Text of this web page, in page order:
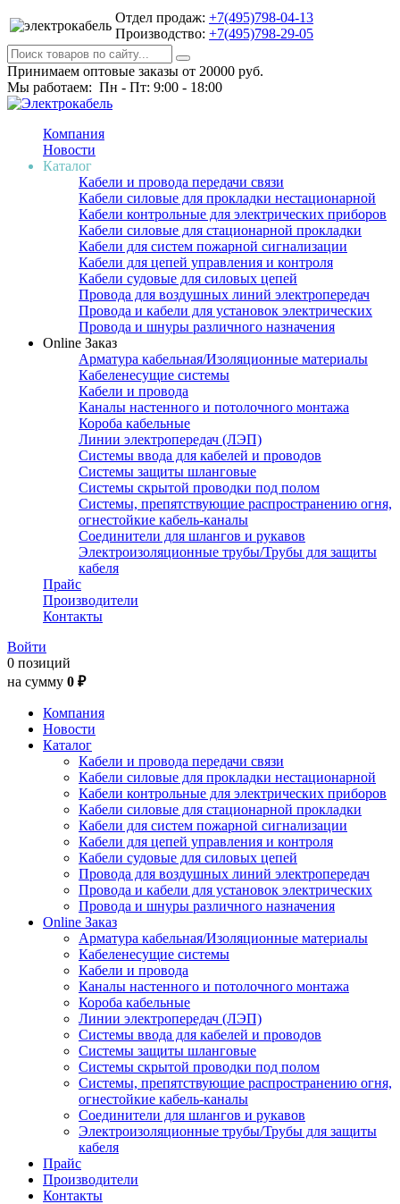
Отдел продаж: +7(495)798-04-13
Производство: +7(495)798-29-05
Принимаем оптовые заказы от 20000 руб.
Мы работаем: Пн - Пт: 9:00 - 18:00
Компания
Новости
Каталог
Кабели и провода передачи связи
Кабели силовые для прокладки нестационарной
Кабели контрольные для электрических приборов
Кабели силовые для стационарной прокладки
Кабели для систем пожарной сигнализации
Кабели для цепей управления и контроля
Кабели судовые для силовых цепей
Провода для воздушных линий электропередач
Провода и кабели для установок электрических
Провода и шнуры различного назначения
Online Заказ
Арматура кабельная/Изоляционные материалы
Кабеленесущие системы
Кабели и провода
Каналы настенного и потолочного монтажа
Короба кабельные
Линии электропередач (ЛЭП)
Системы ввода для кабелей и проводов
Системы защиты шланговые
Системы скрытой проводки под полом
Системы, препятствующие распространению огня,
огнестойкие кабель-каналы
Соединители для шлангов и рукавов
Электроизоляционные трубы/Трубы для защиты
кабеля
Прайс
Производители
Контакты
Войти
0 позиций
на сумму 0 ₽
Компания
Новости
Каталог
Кабели и провода передачи связи
Кабели силовые для прокладки нестационарной
Кабели контрольные для электрических приборов
Кабели силовые для стационарной прокладки
Кабели для систем пожарной сигнализации
Кабели для цепей управления и контроля
Кабели судовые для силовых цепей
Провода для воздушных линий электропередач
Провода и кабели для установок электрических
Провода и шнуры различного назначения
Online Заказ
Арматура кабельная/Изоляционные материалы
Кабеленесущие системы
Кабели и провода
Каналы настенного и потолочного монтажа
Короба кабельные
Линии электропередач (ЛЭП)
Системы ввода для кабелей и проводов
Системы защиты шланговые
Системы скрытой проводки под полом
Системы, препятствующие распространению огня,
огнестойкие кабель-каналы
Соединители для шлангов и рукавов
Электроизоляционные трубы/Трубы для защиты
кабеля
Прайс
Производители
Контакты